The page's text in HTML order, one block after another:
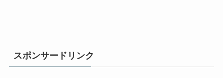
スポンサードリンク